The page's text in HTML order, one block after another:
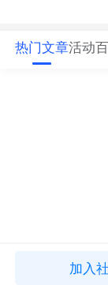
热门文章活动
加入